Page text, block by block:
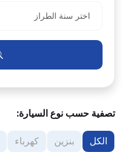
اختر سنة الطراز
تصفية حسب نوع السيارة:
الكل بنزين كهرباء